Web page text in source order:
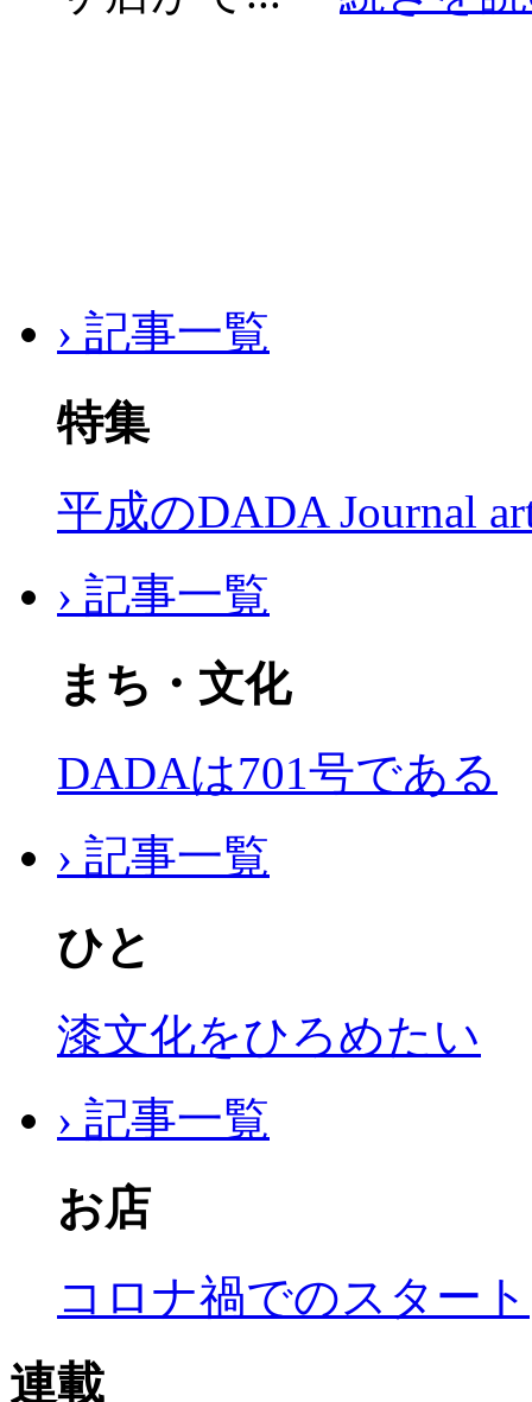
› 記事一覧
特集
平成のDADA Journal
› 記事一覧
まち・文化
DADAは701号である
› 記事一覧
ひと
漆文化をひろめたい
› 記事一覧
お店
コロナ禍でのスタート
連載